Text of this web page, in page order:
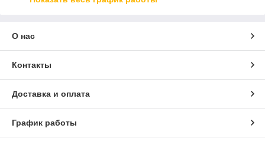
О нас
Контакты
Доставка и оплата
График работы